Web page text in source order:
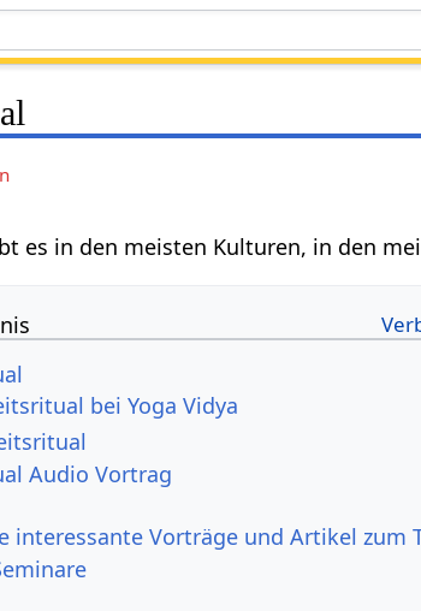
es in den meisten Kulturen, in den
bei Yoga Vidya
Audio Vortrag
interessante Vorträge und Artikel zum